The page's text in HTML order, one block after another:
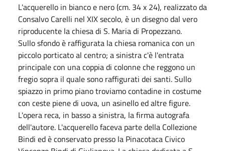
L'acquerello in bianco e nero (cm. 34 x 24), realizzato da
Consalvo Carelli nel XIX secolo, è un disegno dal vero
riproducente la chiesa di S. Maria di Propezzano.
Sullo sfondo è raffigurata la chiesa romanica con un
piccolo porticato al centro; a sinistra c'è l'entrata
principale con una coppia di colonne che reggono un
fregio sopra il quale sono raffigurati dei santi. Sullo
spiazzo in primo piano troviamo contadine in costume
con ceste piene di uova, un asinello ed altre figure.
L'opera reca, in basso a sinistra, la firma autografa
dell'autore. L'acquerello faceva parte della Collezione
Bindi ed è conservato presso la Pinacotaca Civico